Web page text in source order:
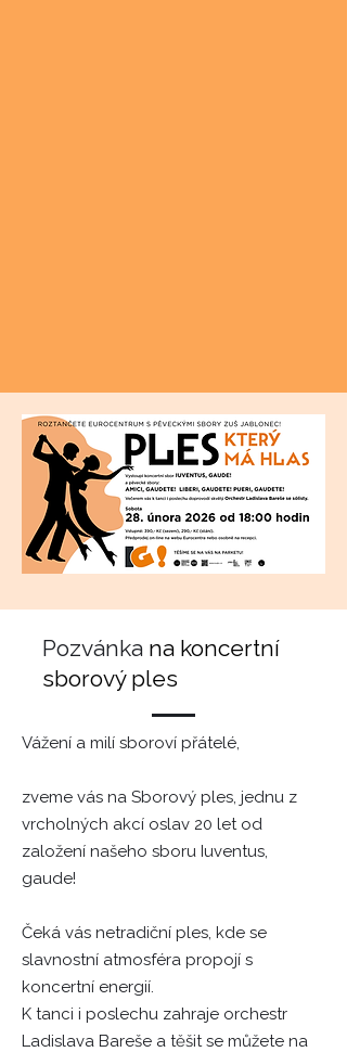
Pozvánka na koncertní
sborový ples
Vážení a milí sboroví přátelé,
zveme vás na Sborový ples, jednu z
vrcholných akcí oslav 20 let od
založení našeho sboru Iuventus,
gaude!
Čeká vás netradiční ples, kde se
slavnostní atmosféra propojí s
koncertní energií.
K tanci i poslechu zahraje orchestr
Ladislava Bareše a těšit se můžete na